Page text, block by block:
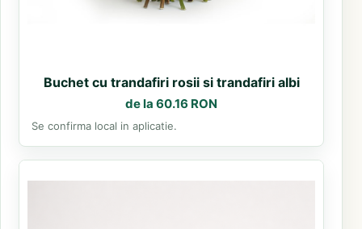
Buchet cu trandafiri rosii si trandafiri albi
de la 60.16 RON
Se confirma local in aplicatie.